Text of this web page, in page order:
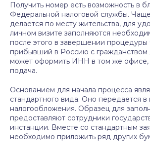
Получить номер есть возможность в
Федеральной налоговой службы. Чаще
делается по месту жительства, для
личном визите заполняются
после этого в завершении процедуры
прибывший в Россию с гражданством
может оформить ИНН в том же офисе,
подача.
Основанием для начала процесса
стандартного вида. Оно передается в
налогообложения. Образец для
предоставляют сотрудники
инстанции. Вместе со стандартным
необходимо приложить ряд других